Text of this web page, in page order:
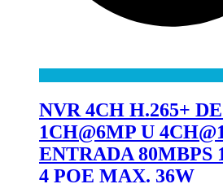
NVR 4CH H.265+
1CH@6MP U
ENTRADA 80MBPS
4 POE MAX. 36W